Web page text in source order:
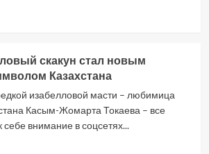
скакун стал новым
Казахстана
изабелловой масти – любимица
Касым-Жомарта Токаева – все
внимание в соцсетях...